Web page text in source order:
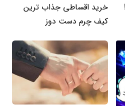
خرید اقساطی جذاب ترین
کیف چرم دست دوز